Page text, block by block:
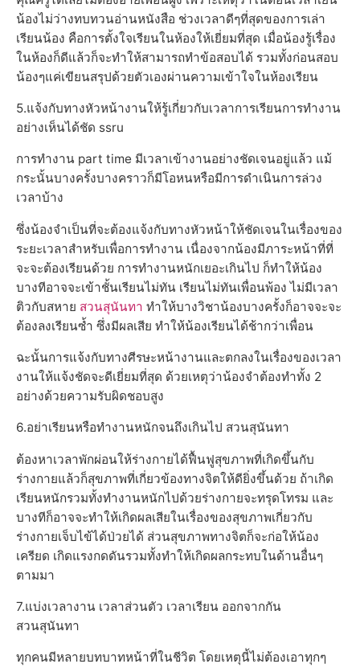
น้องไม่ว่างทบทวนอ่านหนังสือ ช่วงเวลาดีๆที่สุดของการเล่า
เรียนน้อง คือการตั้งใจเรียนในห้องให้เยี่ยมที่สุด เมื่อน้องรู้เรื่อง
ในห้องก็ดีแล้วก็จะทำให้สามารถทำข้อสอบได้ รวมทั้งก่อนสอบ
น้องๆแค่เขียนสรุปด้วยตัวเองผ่านความเข้าใจในห้องเรียน
5.แจ้งกับทางหัวหน้างานให้รู้เกี่ยวกับเวลาการเรียนการทำงาน
อย่างเห็นได้ชัด ssru
การทำงาน part time มีเวลาเข้างานอย่างชัดเจนอยู่แล้ว แม้
กระนั้นบางครั้งบางคราวก็มีโอหนหรือมีการดำเนินการล่วง
เวลาบ้าง
ซึ่งน้องจำเป็นที่จะต้องแจ้งกับทางหัวหน้าให้ชัดเจนในเรื่องของ
ระยะเวลาสำหรับเพื่อการทำงาน เนื่องจากน้องมีภาระหน้าที่ที่
จะจะต้องเรียนด้วย การทำงานหนักเยอะเกินไป ก็ทำให้น้อง
บางทีอาจจะเข้าชั้นเรียนไม่ทัน เรียนไม่ทันเพื่อนพ้อง ไม่มีเวลา
ติวกับสหาย สวนสุนันทา ทำให้บางวิชาน้องบางครั้งก็อาจจะจะ
ต้องลงเรียนซ้ำ ซึ่งมีผลเสีย ทำให้น้องเรียนได้ช้ากว่าเพื่อน
ฉะนั้นการแจ้งกับทางศีรษะหน้างานและตกลงในเรื่องของเวลา
งานให้แจ้งชัดจะดีเยี่ยมที่สุด ด้วยเหตุว่าน้องจำต้องทำทั้ง 2
อย่างด้วยความรับผิดชอบสูง
6.อย่าเรียนหรือทำงานหนักจนถึงเกินไป สวนสุนันทา
ต้องหาเวลาพักผ่อนให้ร่างกายได้ฟื้นฟูสุขภาพที่เกิดขึ้นกับ
ร่างกายแล้วก็สุขภาพที่เกี่ยวข้องทางจิตให้ดียิ่งขึ้นด้วย ถ้าเกิด
เรียนหนักรวมทั้งทำงานหนักไปด้วยร่างกายจะทรุดโทรม และ
บางทีก็อาจจะทำให้เกิดผลเสียในเรื่องของสุขภาพเกี่ยวกับ
ร่างกายเจ็บไข้ได้ป่วยได้ ส่วนสุขภาพทางจิตก็จะก่อให้น้อง
เครียด เกิดแรงกดดันรวมทั้งทำให้เกิดผลกระทบในด้านอื่นๆ
ตามมา
7.แบ่งเวลางาน เวลาส่วนตัว เวลาเรียน ออกจากกัน
สวนสุนันทา
ทุกคนมีหลายบทบาทหน้าที่ในชีวิต โดยเหตุนี้ไม่ต้องเอาทุกๆ